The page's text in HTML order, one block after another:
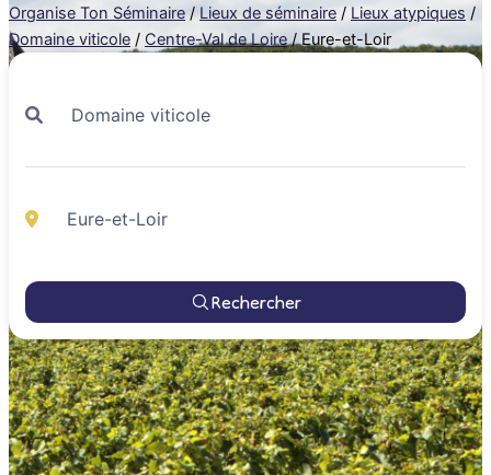
Organise Ton Séminaire / Lieux de séminaire / Lieux atypiques /
Domaine viticole / Centre-Val de Loire / Eure-et-Loir
Rechercher